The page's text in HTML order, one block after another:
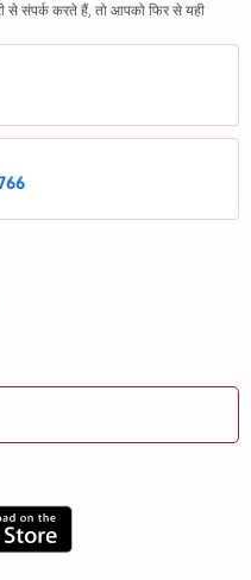
से संपर्क करते हैं, तो आपको फिर से यही